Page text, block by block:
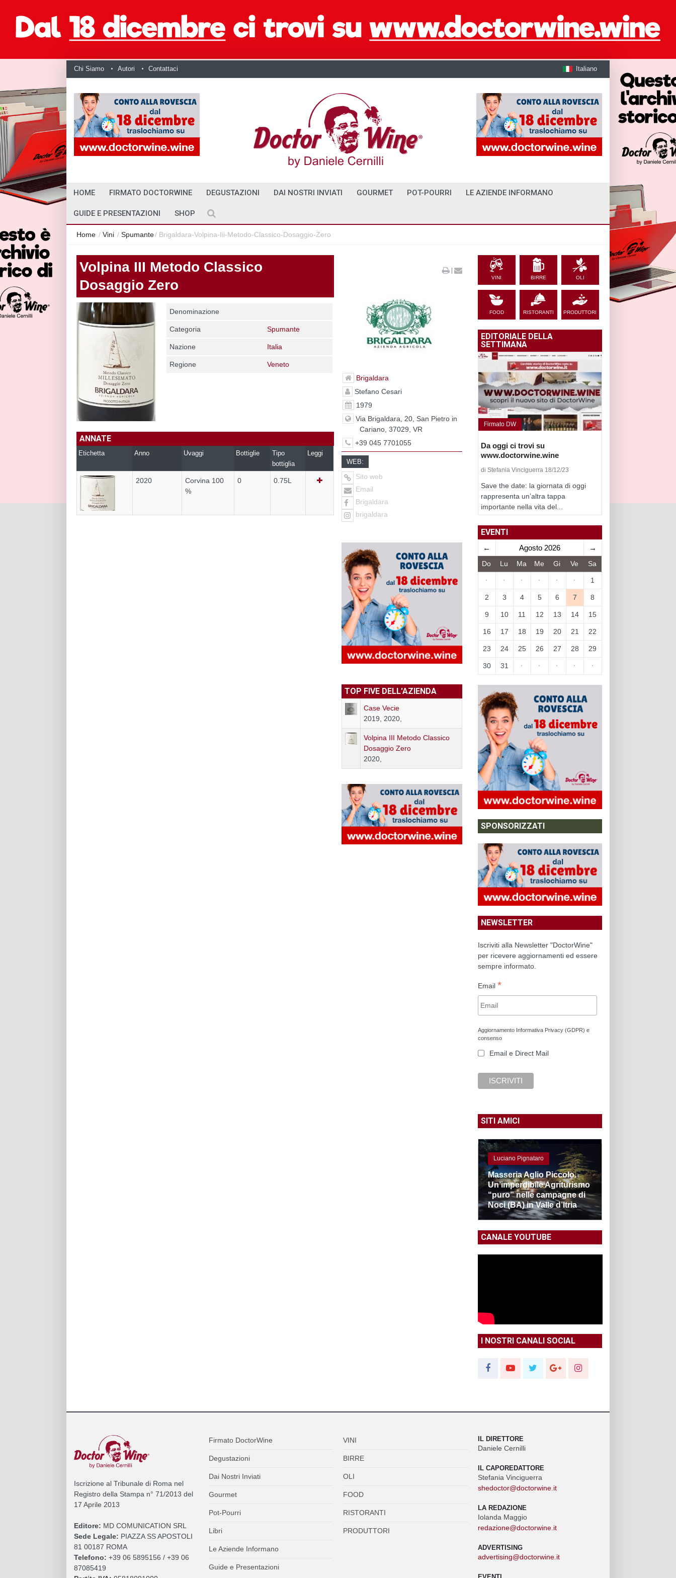
Chi Siamo Autori Contattaci Italiano
HOME FIRMATO DOCTORWINE DEGUSTAZIONI DAI NOSTRI INVIATI GOURMET POT-POURRI LE AZIENDE INFORMANO
GUIDE E PRESENTAZIONI SHOP
Home / Vini / Spumante/ Brigaldara-Volpina-Iii-Metodo-Classico-Dosaggio-Zero
Volpina III Metodo Classico
Dosaggio Zero
Denominazione
Categoria Spumante
Nazione Italia
Regione Veneto
ANNATE
Etichetta Anno Uvaggi Bottiglie
Tipo
bottiglia
Leggi
2020
Corvina 100
%
0 0.75L
|
Brigaldara
Stefano Cesari
1979
Via Brigaldara, 20, San Pietro in
Cariano, 37029, VR
+39 045 7701055
WEB:
Sito web
Email
Brigaldara
brigaldara
TOP FIVE DELL'AZIENDA
Case Vecie
2019, 2020,
Volpina III Metodo Classico
Dosaggio Zero
2020,
VINI BIRRE OLI
FOOD RISTORANTI PRODUTTORI
EDITORIALE DELLA
SETTIMANA
Firmato DW
Da oggi ci trovi su
www.doctorwine.wine
di Stefania Vinciguerra 18/12/23
Save the date: la giornata di oggi
rappresenta un’altra tappa
importante nella vita del...
EVENTI
← Agosto 2026 →
Do Lu Ma Me Gi Ve Sa
· · · · · · 1
2 3 4 5 6 7 8
9 10 11 12 13 14 15
16 17 18 19 20 21 22
23 24 25 26 27 28 29
30 31 · · · · ·
SPONSORIZZATI
NEWSLETTER
Iscriviti alla Newsletter "DoctorWine"
per ricevere aggiornamenti ed essere
sempre informato.
Email *
Aggiornamento Informativa Privacy (GDPR) e
consenso
Email e Direct Mail
SITI AMICI
Luciano Pignataro
Masseria Aglio Piccolo.
Un’imperdibile Agriturismo
“puro” nelle campagne di
Noci (BA) in Valle d’Itria
CANALE YOUTUBE
I NOSTRI CANALI SOCIAL
Iscrizione al Tribunale di Roma nel
Registro della Stampa n° 71/2013 del
17 Aprile 2013
Editore: MD COMUNICATION SRL
Sede Legale: PIAZZA SS APOSTOLI
81 00187 ROMA
Telefono: +39 06 5895156 / +39 06
87085419
Firmato DoctorWine
Degustazioni
Dai Nostri Inviati
Gourmet
Pot-Pourri
Libri
Le Aziende Informano
Guide e Presentazioni
VINI
BIRRE
OLI
FOOD
RISTORANTI
PRODUTTORI
IL DIRETTORE
Daniele Cernilli
IL CAPOREDATTORE
Stefania Vinciguerra
shedoctor@doctorwine.it
LA REDAZIONE
Iolanda Maggio
redazione@doctorwine.it
ADVERTISING
advertising@doctorwine.it